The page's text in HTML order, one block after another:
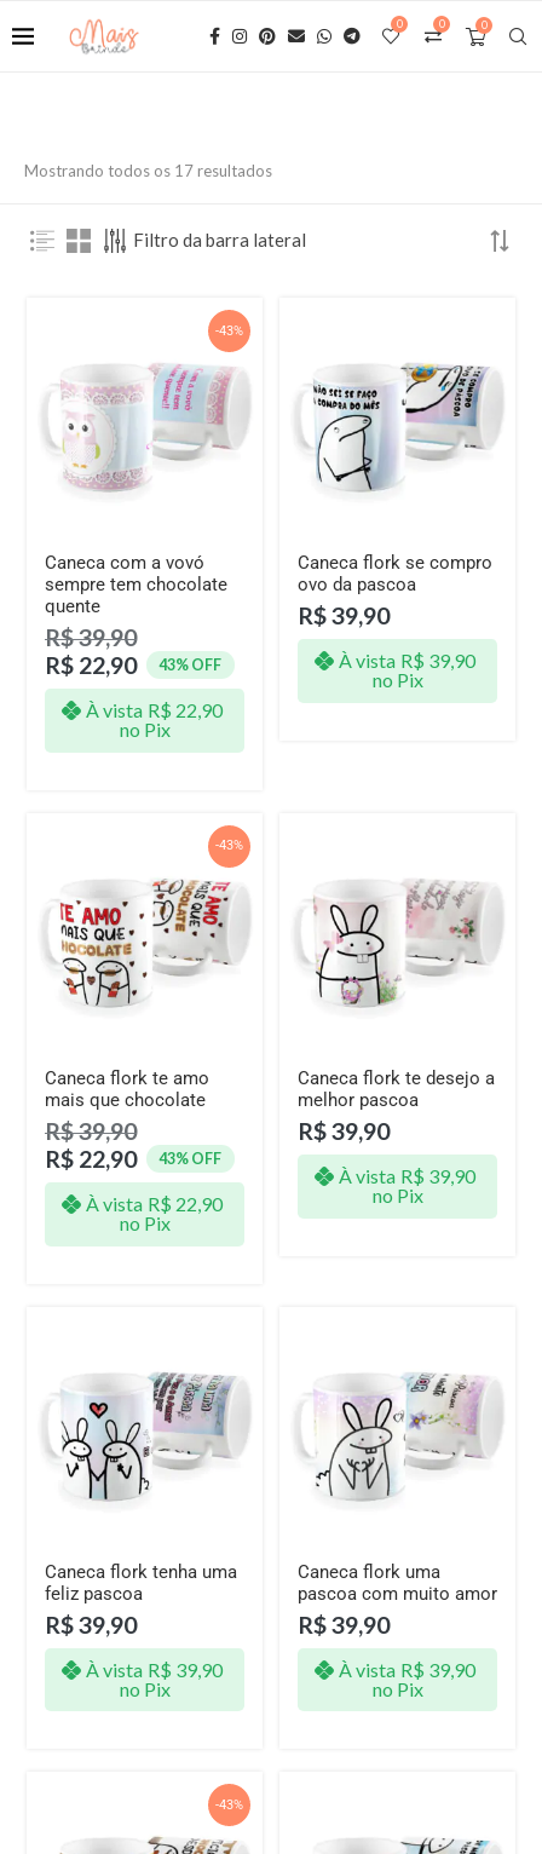
0
0
0
Mostrando todos os 17 resultados
Filtro da barra lateral
-43%
Caneca com a vovó
sempre tem chocolate
quente
R$39,90
R$ 22,90 43% OFF
À vista R$ 22,90
no Pix
Caneca flork se compro
ovo da pascoa
R$39,90
À vista R$ 39,90
no Pix
-43%
Caneca flork te amo
mais que chocolate
R$39,90
R$ 22,90 43% OFF
À vista R$ 22,90
no Pix
Caneca flork te desejo a
melhor pascoa
R$39,90
À vista R$ 39,90
no Pix
Caneca flork tenha uma
feliz pascoa
R$39,90
À vista R$ 39,90
no Pix
Caneca flork uma
pascoa com muito amor
R$39,90
À vista R$ 39,90
no Pix
-43%